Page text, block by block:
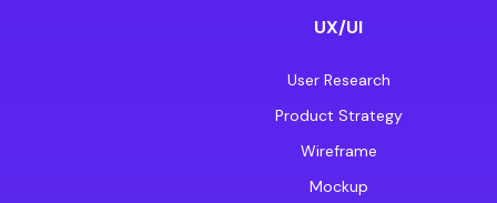
UX/UI
User Research
Product Strategy
Wireframe
Mockup